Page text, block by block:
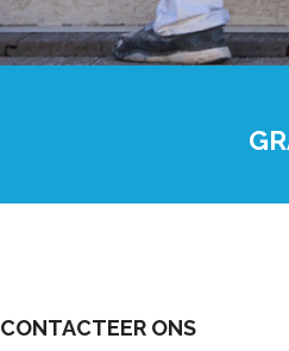
CONTACTEER ONS